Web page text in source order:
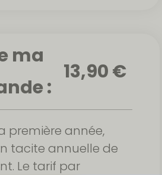
ma
:
13,90 €
première année,
tacite annuelle de
Le tarif par